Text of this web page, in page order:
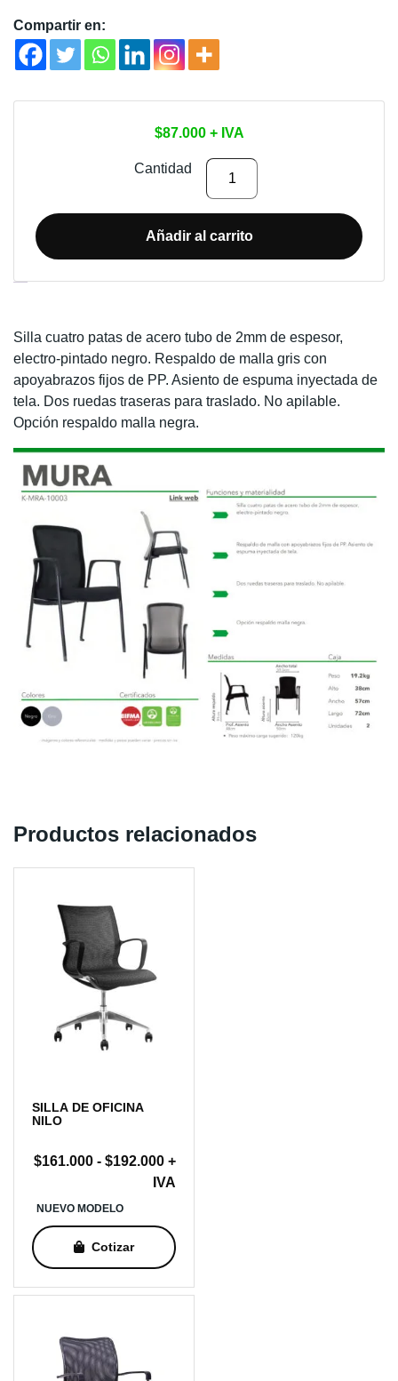
Compartir en:
$87.000+ IVA
Cantidad
SILLA
OFICINA
MURA
Añadir al carrito
Silla cuatro patas de acero tubo de 2mm de espesor,
electro-pintado negro. Respaldo de malla gris con
apoyabrazos fijos de PP. Asiento de espuma inyectada de
tela. Dos ruedas traseras para traslado. No apilable.
Opción respaldo malla negra.
Productos relacionados
SILLA DE OFICINA
NILO
$161.000 - $192.000Rango
de
desde
$161.000
hasta
$192.000
+
IVA
NUEVO MODELO
Cotizar